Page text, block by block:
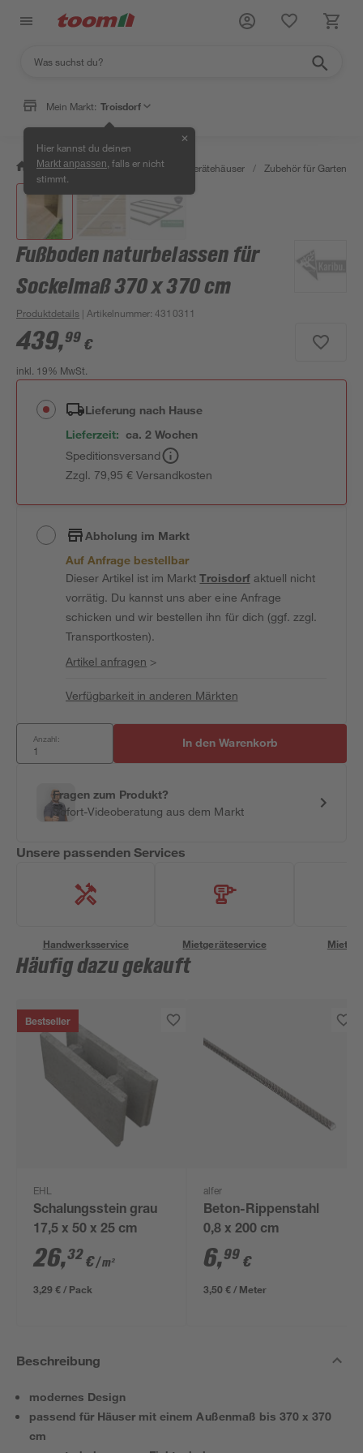
Mein Markt: Troisdorf
Hier kannst du deinen
Markt anpassen , falls er nicht
stimmt.
✕
/ Garten & Freizeit / Garten- & Gerätehäuser / Zubehör für
Fußboden naturbelassen für
Sockelmaß 370 x 370 cm
Produktdetails | Artikelnummer:4310311
439,99 €
inkl. 19% MwSt.
Lieferung nach Hause
Lieferzeit: ca. 2 Wochen
Speditionsversand
Zzgl. 79,95 € Versandkosten
Abholung im Markt
Auf Anfrage bestellbar
Dieser Artikel ist im MarktTroisdorfaktuell nicht
vorrätig. Du kannst uns aber eine Anfrage
schicken und wir bestellen ihn für dich (ggf. zzgl.
Transportkosten).
Artikel anfragen >
Verfügbarkeit in anderen Märkten
Anzahl: In den Warenkorb
Fragen zum Produkt?
Sofort-Videoberatung aus dem Markt
Unsere passenden Services
Handwerksservice Mietgeräteservice
Häufig dazu gekauft
Bestseller
EHL
Schalungsstein grau
17,5 x 50 x 25 cm
26,32€/ m²
3,29 € / Pack
alfer
Beton-Rippenstahl
0,8 x 200 cm
6,99 €
3,50 € / Meter
Beschreibung
modernes Design
passend für Häuser mit einem Außenmaß bis 370 x 370
cm